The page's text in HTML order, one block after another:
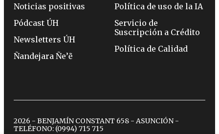
Noticias positivas
Pódcast ÚH
Newsletters ÚH
Ñandejara Ñe’ẽ
Política de uso de la IA
Servicio de
Suscripción a Crédito
Política de Calidad
2026 - BENJAMÍN CONSTANT 658 - ASUNCIÓN -
TELÉFONO: (0994) 715 715